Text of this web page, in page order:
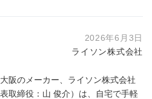
2026年6月3日
ライソン株式会社
阪のメーカー、ライソン株式会社
取締役：山 俊介）は、自宅で手軽